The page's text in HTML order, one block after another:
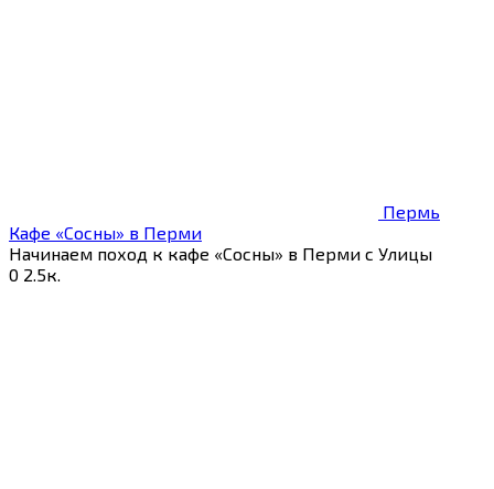
Пермь
Кафе «Сосны» в Перми
Начинаем поход к кафе «Сосны» в Перми с Улицы
0 2.5к.